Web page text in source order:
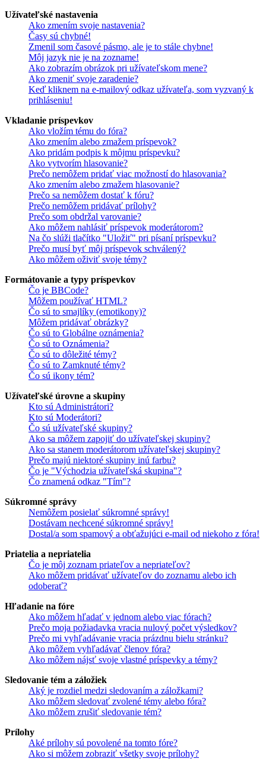
Užívateľské nastavenia
Ako zmením svoje nastavenia?
Časy sú chybné!
Zmenil som časové pásmo, ale je to stále chybne!
Môj jazyk nie je na zozname!
Ako zobrazím obrázok pri užívateľskom mene?
Ako zmeniť svoje zaradenie?
Keď kliknem na e-mailový odkaz užívateľa, som vyzvaný k
prihláseniu!
Vkladanie príspevkov
Ako vložím tému do fóra?
Ako zmením alebo zmažem príspevok?
Ako pridám podpis k môjmu príspevku?
Ako vytvorím hlasovanie?
Prečo nemôžem pridať viac možností do hlasovania?
Ako zmením alebo zmažem hlasovanie?
Prečo sa nemôžem dostať k fóru?
Prečo nemôžem pridávať prílohy?
Prečo som obdržal varovanie?
Ako môžem nahlásiť príspevok moderátorom?
Na čo slúži tlačítko "Uložiť" pri písaní príspevku?
Prečo musí byť môj príspevok schválený?
Ako môžem oživiť svoje témy?
Formátovanie a typy príspevkov
Čo je BBCode?
Môžem používať HTML?
Čo sú to smajlíky (emotikony)?
Môžem pridávať obrázky?
Čo sú to Globálne oznámenia?
Čo sú to Oznámenia?
Čo sú to dôležité témy?
Čo sú to Zamknuté témy?
Čo sú ikony tém?
Užívateľské úrovne a skupiny
Kto sú Administrátori?
Kto sú Moderátori?
Čo sú užívateľské skupiny?
Ako sa môžem zapojiť do užívateľskej skupiny?
Ako sa stanem moderátorom užívateľskej skupiny?
Prečo majú niektoré skupiny inú farbu?
Čo je "Východzia užívateľská skupina"?
Čo znamená odkaz "Tím"?
Súkromné správy
Nemôžem posielať súkromné správy!
Dostávam nechcené súkromné správy!
Dostal/a som spamový a obťažujúci e-mail od niekoho z fóra!
Priatelia a nepriatelia
Čo je môj zoznam priateľov a nepriateľov?
Ako môžem pridávať užívateľov do zoznamu alebo ich
odoberať?
Hľadanie na fóre
Ako môžem hľadať v jednom alebo viac fórach?
Prečo moja požiadavka vracia nulový počet výsledkov?
Prečo mi vyhľadávanie vracia prázdnu bielu stránku?
Ako môžem vyhľadávať členov fóra?
Ako môžem nájsť svoje vlastné príspevky a témy?
Sledovanie tém a záložiek
Aký je rozdiel medzi sledovaním a záložkami?
Ako môžem sledovať zvolené témy alebo fóra?
Ako môžem zrušiť sledovanie tém?
Prílohy
Aké prílohy sú povolené na tomto fóre?
Ako si môžem zobraziť všetky svoje prílohy?